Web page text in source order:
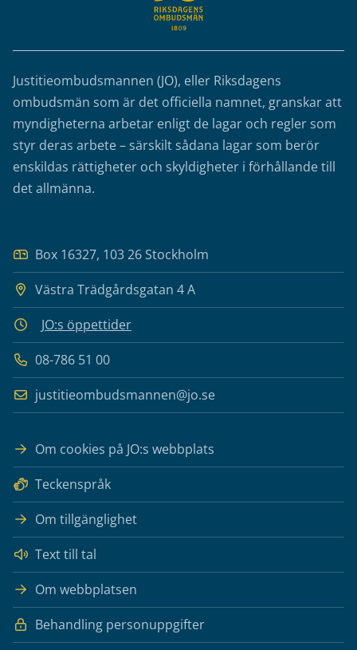
Justitieombudsmannen (JO), eller Riksdagens
ombudsmän som är det officiella namnet, granskar att
myndigheterna arbetar enligt de lagar och regler som
styr deras arbete – särskilt sådana lagar som berör
enskildas rättigheter och skyldigheter i förhållande till
det allmänna.
Box 16327, 103 26 Stockholm
Västra Trädgårdsgatan 4 A
JO:s öppettider
08-786 51 00
justitieombudsmannen@jo.se
Om cookies på JO:s webbplats
Teckenspråk
Om tillgänglighet
Text till tal
Om webbplatsen
Behandling personuppgifter